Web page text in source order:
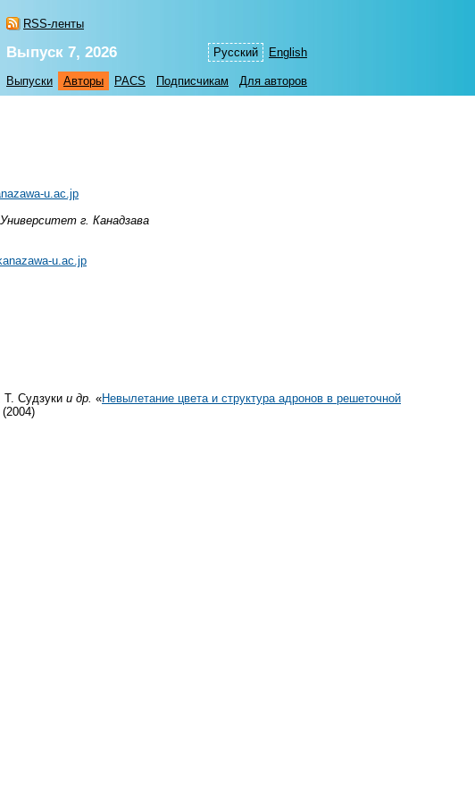
RSS-ленты
Русский English
Выпуск 7, 2026
Выпуски Авторы PACS Подписчикам Для авторов
u.ac.jp
г. Канадзава
u.ac.jp
Судзуки и др. «Невылетание цвета и структура адронов в решеточной